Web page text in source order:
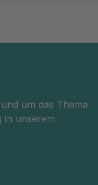
um das Thema
in unserem